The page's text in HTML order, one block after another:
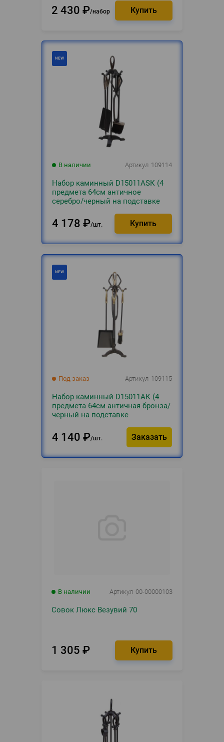
2 430 ₽ набор
В наличии Артикул 109114
Набор каминный D15011АSК (4
предмета 64см античное
серебро/черный на подставке
4 178 ₽ шт.
Под заказ Артикул 109115
Набор каминный D15011АК (4
предмета 64см античная бронза/
черный на подставке
4 140 ₽ шт. Заказать
В наличии Артикул 00-00000103
Совок Люкс Везувий 70
1 305 ₽